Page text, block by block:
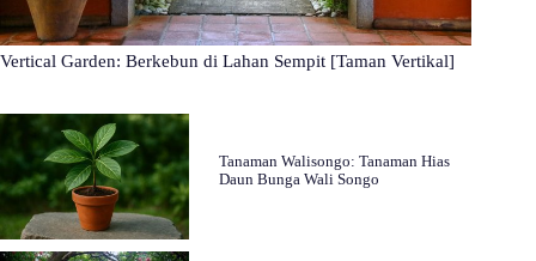
Vertical Garden: Berkebun di Lahan Sempit [Taman Vertikal]
Tanaman Walisongo: Tanaman Hias
Daun Bunga Wali Songo